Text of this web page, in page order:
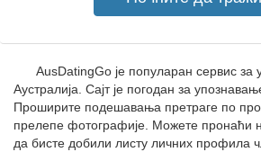
AusDatingGo је популаран сервис
Аустралија. Сајт је погодан за
Проширите подешавања претраге по
прелепе фотографије. Можете пронаћи
да бисте добили листу личних профила